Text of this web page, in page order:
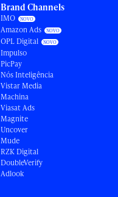
Brand Channels
IMO
Amazon Ads
OPL Digital
Impulso
PicPay
Nós Inteligência
Vistar Media
Machina
Viasat Ads
Magnite
Uncover
Mude
RZK Digital
DoubleVerify
Adlook